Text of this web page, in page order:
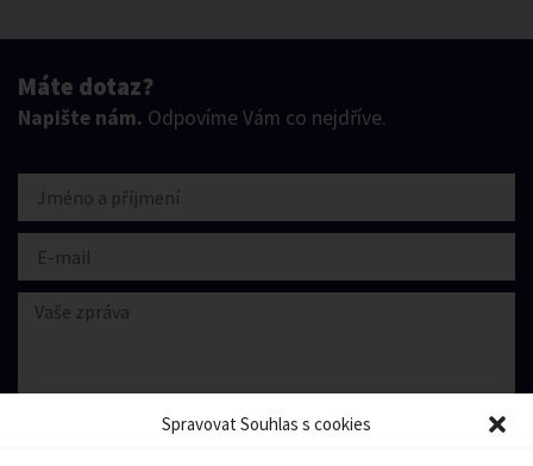
Spravovat Souhlas s cookies
Máte dotaz?
Napište nám. Odpovíme Vám co nejdříve.